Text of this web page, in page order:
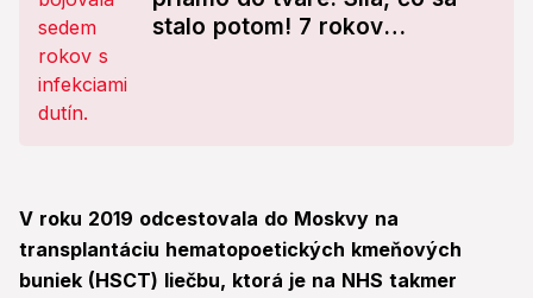
stalo potom! 7 rokov
V roku 2019 odcestovala do Moskvy na
transplantáciu hematopoetických kmeňových
buniek (HSCT) liečbu, ktorá je na NHS takmer